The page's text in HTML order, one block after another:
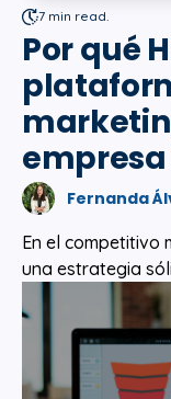
7 min read.
Por qué
Fernanda
En el competitivo
una estrategia